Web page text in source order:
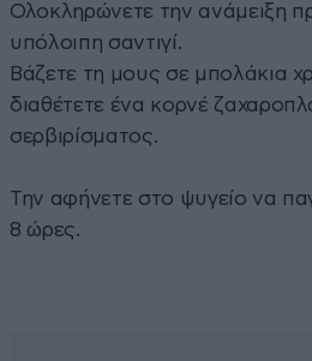
Ολοκληρώνετε την ανάμειξη
υπόλοιπη σαντιγί.
Βάζετε τη μους σε μπολάκια
διαθέτετε ένα κορνέ
σερβιρίσματος.
Την αφήνετε στο ψυγείο να
8 ώρες.